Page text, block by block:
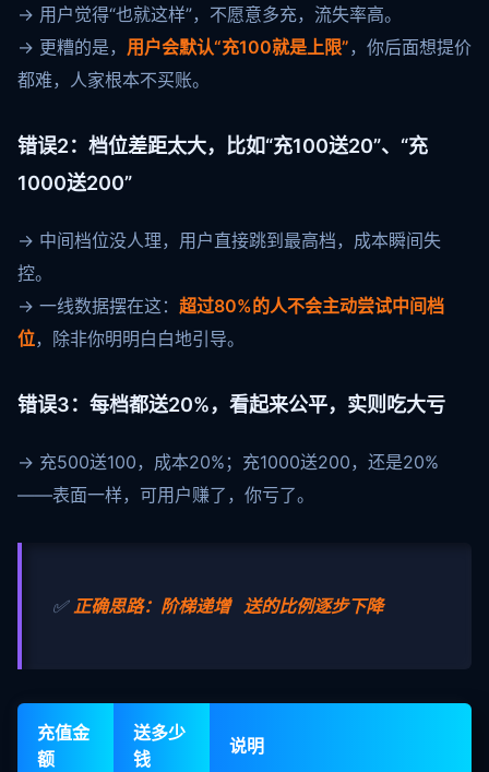
→ 用户觉得“也就这样”，不愿意多充，流失率高。
→ 更糟的是， 用户会默认“充100就是上限” ，你后面想提价
都难，人家根本不买账。
错误2：档位差距太大，比如“充100送20”、“充
1000送200”
→ 中间档位没人理，用户直接跳到最高档，成本瞬间失
控。
→ 一线数据摆在这： 超过80%的人不会主动尝试中间档
位，除非你明明白白地引导。
错误3：每档都送20%，看起来公平，实则吃大亏
→ 充500送100，成本20%；充1000送200，还是20%
——表面一样，可用户赚了，你亏了。
✅正确思路：阶梯递增 送的比例逐步下降
充值金
额
送多少
钱
说明